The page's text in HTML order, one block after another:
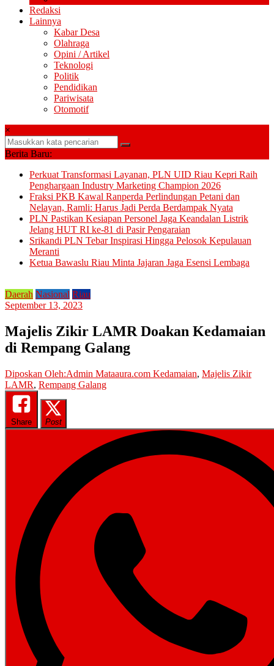
Redaksi
Lainnya
Kabar Desa
Olahraga
Opini / Artikel
Teknologi
Politik
Pendidikan
Pariwisata
Otomotif
×
Berita Baru:
Perkuat Transformasi Layanan, PLN UID Riau Kepri Raih
Penghargaan Industry Marketing Champion 2026
Fraksi PKB Kawal Ranperda Perlindungan Petani dan
Nelayan, Ramli: Harus Jadi Perda Berdampak Nyata
PLN Pastikan Kesiapan Personel Jaga Keandalan Listrik
Jelang HUT RI ke-81 di Pasir Pengaraian
Srikandi PLN Tebar Inspirasi Hingga Pelosok Kepulauan
Meranti
Ketua Bawaslu Riau Minta Jajaran Jaga Esensi Lembaga
Daerah Nasional Riau
September 13, 2023
Majelis Zikir LAMR Doakan Kedamaian
di Rempang Galang
Diposkan Oleh:Admin Mataaura.com Kedamaian, Majelis Zikir
LAMR, Rempang Galang
Share Post